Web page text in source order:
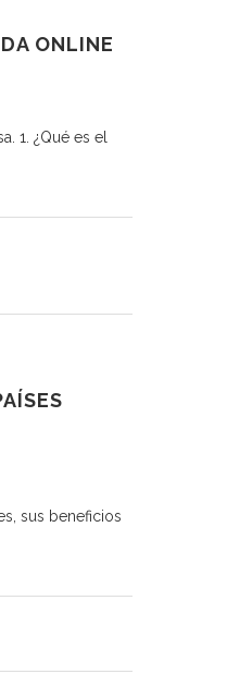
ONLINE
1. ¿Qué es el
sus beneficios